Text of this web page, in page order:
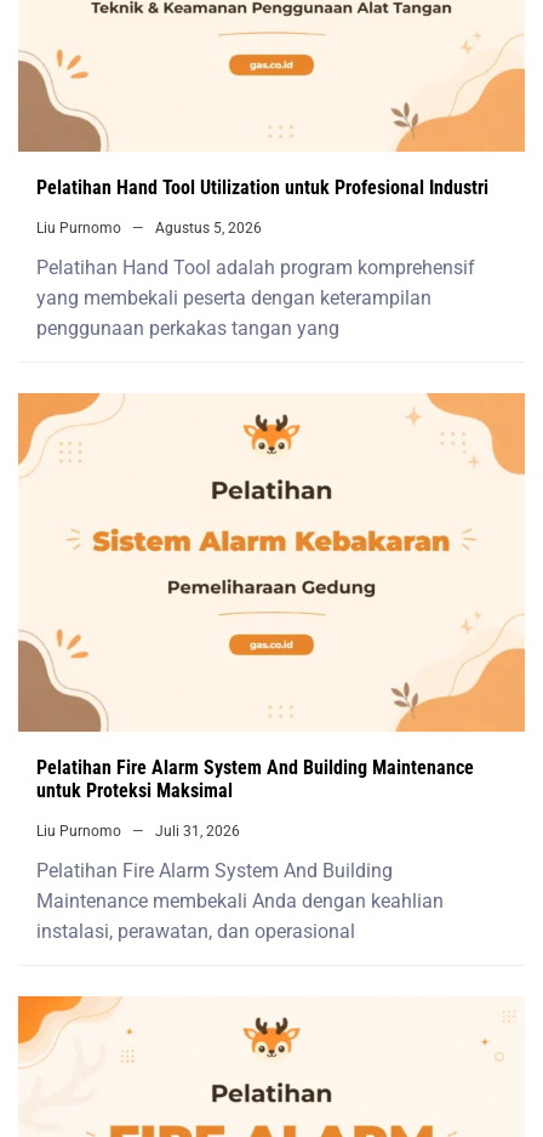
Pelatihan Hand Tool Utilization untuk Profesional Industri
Liu Purnomo Agustus 5, 2026
Pelatihan Hand Tool adalah program komprehensif
yang membekali peserta dengan keterampilan
penggunaan perkakas tangan yang
Pelatihan Fire Alarm System And Building Maintenance
untuk Proteksi Maksimal
Liu Purnomo Juli 31, 2026
Pelatihan Fire Alarm System And Building
Maintenance membekali Anda dengan keahlian
instalasi, perawatan, dan operasional